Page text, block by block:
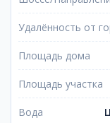
Удалённость от
Площадь дома
Площадь участка
Вода